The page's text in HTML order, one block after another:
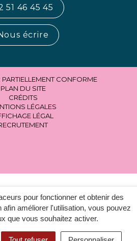
pour fonctionner et obtenir des
afin améliorer l'utilisation, vous pouvez
que vous souhaitez activer.
51 46 45 45
écrire
PARTIELLEMENT CONFORME
PLAN DU SITE
CRÉDITS
LÉGALES
LÉGAL